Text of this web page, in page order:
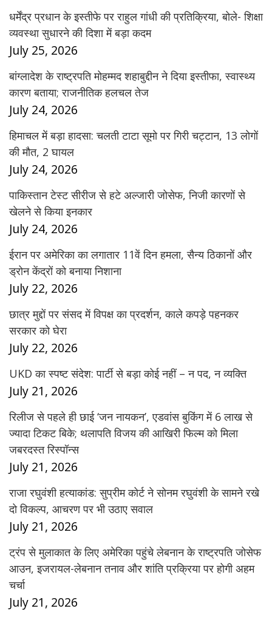
धर्मेंद्र प्रधान के इस्तीफे पर राहुल गांधी की प्रतिक्रिया, बोले- शिक्षा
व्यवस्था सुधारने की दिशा में बड़ा कदम
July 25, 2026
बांग्लादेश के राष्ट्रपति मोहम्मद शहाबुद्दीन ने दिया इस्तीफा, स्वास्थ्य
कारण बताया; राजनीतिक हलचल तेज
July 24, 2026
हिमाचल में बड़ा हादसा: चलती टाटा सूमो पर गिरी चट्टान, 13 लोगों
की मौत, 2 घायल
July 24, 2026
पाकिस्तान टेस्ट सीरीज से हटे अल्जारी जोसेफ, निजी कारणों से
खेलने से किया इनकार
July 24, 2026
ईरान पर अमेरिका का लगातार 11वें दिन हमला, सैन्य ठिकानों और
ड्रोन केंद्रों को बनाया निशाना
July 22, 2026
छात्र मुद्दों पर संसद में विपक्ष का प्रदर्शन, काले कपड़े पहनकर
सरकार को घेरा
July 22, 2026
UKD का स्पष्ट संदेश: पार्टी से बड़ा कोई नहीं – न पद, न व्यक्ति
July 21, 2026
रिलीज से पहले ही छाई ‘जन नायकन’, एडवांस बुकिंग में 6 लाख से
ज्यादा टिकट बिके; थलापति विजय की आखिरी फिल्म को मिला
जबरदस्त रिस्पॉन्स
July 21, 2026
राजा रघुवंशी हत्याकांड: सुप्रीम कोर्ट ने सोनम रघुवंशी के सामने रखे
दो विकल्प, आचरण पर भी उठाए सवाल
July 21, 2026
ट्रंप से मुलाकात के लिए अमेरिका पहुंचे लेबनान के राष्ट्रपति जोसेफ
आउन, इजरायल-लेबनान तनाव और शांति प्रक्रिया पर होगी अहम
चर्चा
July 21, 2026